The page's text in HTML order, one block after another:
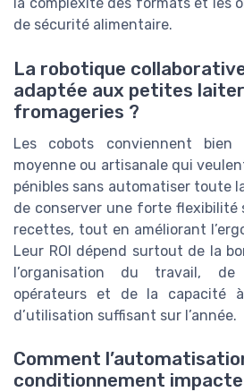
de sécurité alimentaire.
La robotique
adaptée aux petites
fromageries ?
Les cobots conviennent
moyenne ou artisanale qui
pénibles sans automatiser toute
de conserver une forte flexibilité
recettes, tout en améliorant
Leur ROI dépend surtout de la
l’organisation du travail,
opérateurs et de la capacité
d’utilisation suffisant sur l’année.
Comment
conditionnement